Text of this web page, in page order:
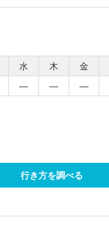
水 木 金
― ― ―
行き方を調べる